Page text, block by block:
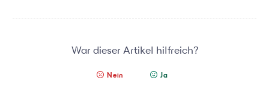
War dieser Artikel hilfreich?
Nein Ja